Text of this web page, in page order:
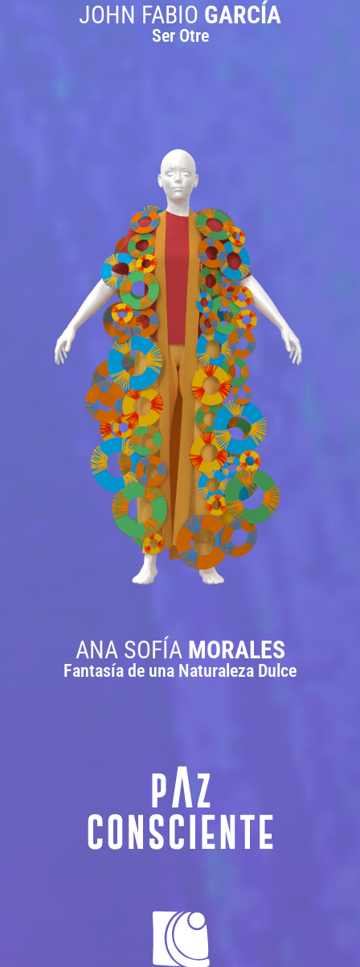
JOHN FABIO GARCÍA
Ser Otre
ANA SOFÍA MORALES
Fantasía de una Naturaleza Dulce